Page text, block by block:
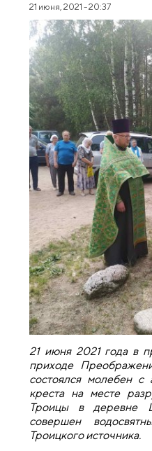
21 июня, 2021 - 20:37
21 июня 2021 года в
приходе
состоялся молебен с
креста на месте
Троицы в деревне
совершен
Троицкого источника.